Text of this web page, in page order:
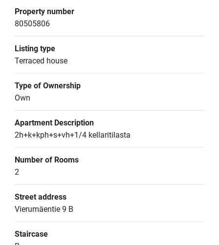
Property number
80505806
Listing type
Terraced house
Type of Ownership
Own
Apartment Description
2h+k+kph+s+vh+1/4 kellaritilasta
Number of Rooms
2
Street address
Vierumäentie 9 B
Staircase